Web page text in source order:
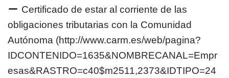
Certificado de estar al corriente de las
obligaciones tributarias con la Comunidad
Autónoma (http://www.carm.es/web/pagina?
IDCONTENIDO=1635&NOMBRECANAL=Empr
esas&RASTRO=c40$m2511,2373&IDTIPO=24